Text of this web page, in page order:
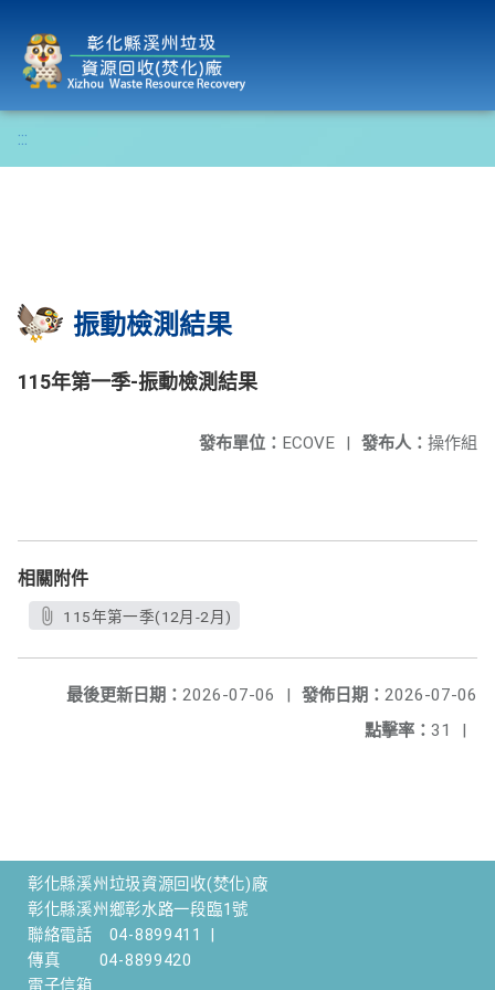
:::
振動檢測結果
115年第一季-振動檢測結果
發布人： 操作組
發布單位： ECOVE |
相關附件
115年第一季(12月-2月)
發佈日期： 2026-07-06
最後更新日期： 2026-07-06
|
點擊率： 31 |
彰化縣溪州垃圾資源回收(焚化)廠
彰化縣溪州鄉彰水路一段臨1號
聯絡電話
04-8899411
傳真
04-8899420
電子信箱